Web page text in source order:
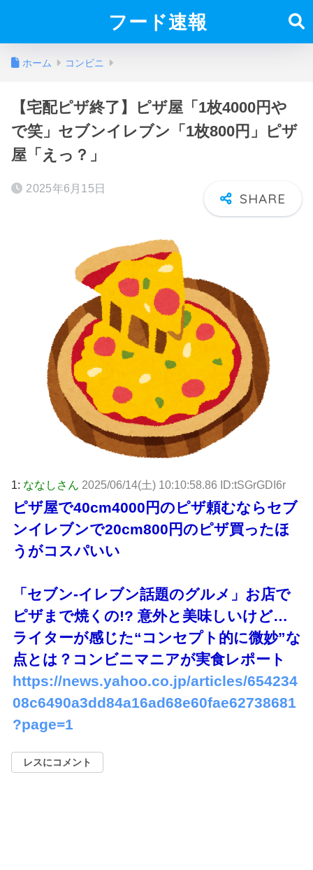
フード速報
ホーム コンビニ
【宅配ピザ終了】ピザ屋「1枚4000円や
で笑」セブンイレブン「1枚800円」ピザ
屋「えっ？」
2025年6月15日
1: ななしさん 2025/06/14(土) 10:10:58.86 ID:tSGrGDI6r
ピザ屋で40cm4000円のピザ頼むならセブ
ンイレブンで20cm800円のピザ買ったほ
うがコスパいい
「セブン-イレブン話題のグルメ」お店で
ピザまで焼くの!? 意外と美味しいけど…
ライターが感じた“コンセプト的に微妙”な
点とは？コンビニマニアが実食レポート
https://news.yahoo.co.jp/articles/654234
08c6490a3dd84a16ad68e60fae62738681
?page=1
レスにコメント